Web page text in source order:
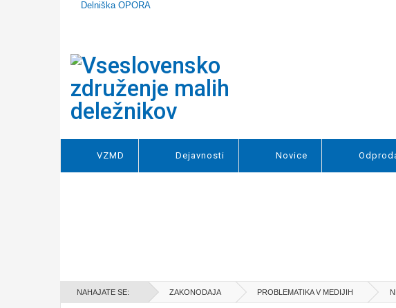
Delniška OPORA
VZMD Dejavnosti Novice
NAHAJATE SE: ZAKONODAJA PROBLEMATIKA V MEDIJIH